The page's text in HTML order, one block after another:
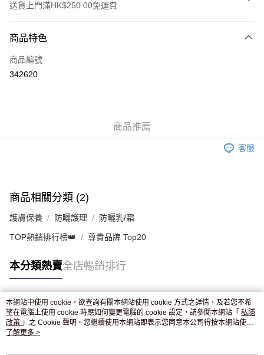
送貨上門滿HK$250.00免運費
信用卡
Apple Pay
付款後門市自取，訂單確認後2-4個工作天到店，7天內取。逾期後
商品特色
商品編號
342620
商品推薦
客服
商品相關分類 (2)
護膚保養 防曬護理 防曬乳/霜
TOP熱銷排行榜👑 尊貴品牌 Top20
本分類熱賣全店暢銷排行
熱門標籤
熱銷排行
本網站中使用 cookie，欲查詢有關本網站使用 cookie 方式之詳情，及若您不希
望在電腦上使用 cookie 時應如何變更電腦的 cookie 設定，請參閱本網站「 私隱
政策 」之 Cookie 聲明。您繼續使用本網站即表示您同意本公司得按本網站使用
條款之 Cookie 聲明使用 cookie。
了解更多 >